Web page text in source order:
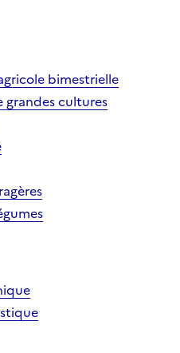
bimestrielle
grandes cultures